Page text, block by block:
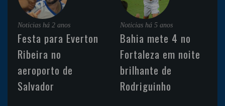
Noticias há 2 anos
Festa para Everton
Ribeira no
aeroporto de
Salvador
Noticias há 5 anos
Bahia mete 4 no
Fortaleza em noite
brilhante de
Rodriguinho